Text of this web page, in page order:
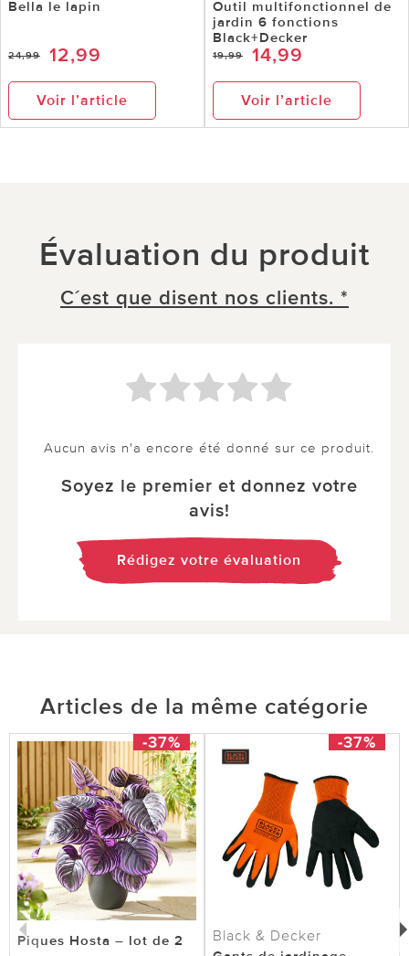
Bella le lapin
24,99 12,99
Voir l’article
Outil multifonctionnel de
jardin 6 fonctions
Black+Decker
19,99 14,99
Voir l’article
Évaluation du produit
C´est que disent nos clients. *
Aucun avis n'a encore été donné sur ce produit.
Soyez le premier et donnez votre
avis!
Rédigez votre évaluation
Articles de la même catégorie
-37%
Piques Hosta – lot de 2
-37%
Black & Decker